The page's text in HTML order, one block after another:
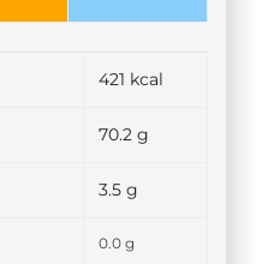
421 kcal
70.2 g
3.5 g
0.0 g